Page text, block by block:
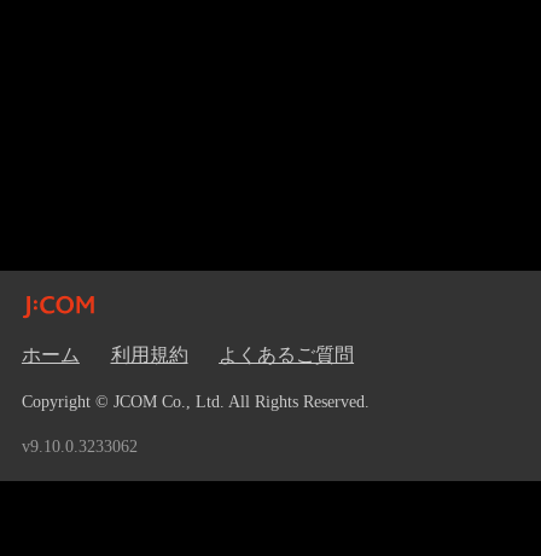
ホーム 利用規約 よくあるご質問
Copyright © JCOM Co., Ltd. All Rights Reserved.
v9.10.0.3233062